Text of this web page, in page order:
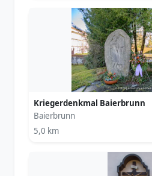
Kriegerdenkmal Baierbrunn
Baierbrunn
5,0 km